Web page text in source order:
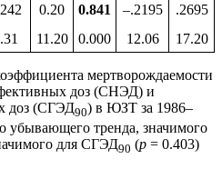
0.20 0.841 –.2195
.2695
11.20 0.000 12.06 17.20
мертворождаемости
доз (СНЭД) и
доз (СГЭД90) в ЮЗТ за 1986–
убывающего тренда, значимого
для СГЭД90 (p = 0.403)